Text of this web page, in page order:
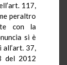
117,
peraltro
con la
si è
37,
del 2012